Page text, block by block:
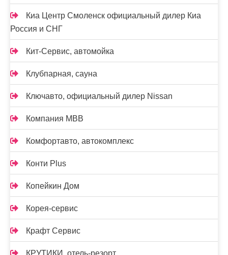
Киа Центр Смоленск официальный дилер Киа
Россия и СНГ
Кит-Сервис, автомойка
Клубпарная, сауна
Ключавто, официальный дилер Nissan
Компания МВВ
Комфортавто, автокомплекс
Конти Plus
Копейкин Дом
Корея-сервис
Крафт Сервис
КРУТИКИ, отель-резорт